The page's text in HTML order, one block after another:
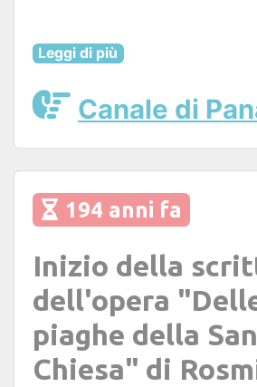
Leggi di più
Canale di
194 anni fa
Inizio della
dell'opera
piaghe della
Chiesa" di